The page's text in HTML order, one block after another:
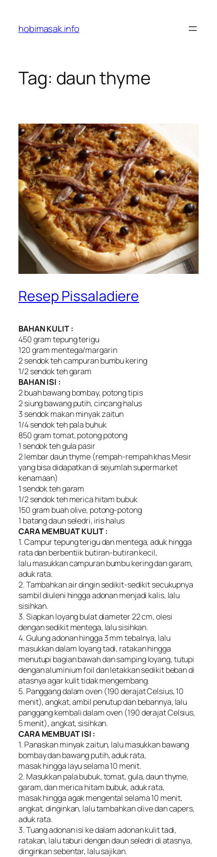
content
hobimasak.info
Tag: daun thyme
Resep Pissaladiere
BAHAN KULIT :
450 gram tepung terigu
120 gram mentega/margarin
2 sendok teh campuran bumbu kering
1/2 sendok teh garam
BAHAN ISI :
2 buah bawang bombay, potong tipis
2 siung bawang putih, cincang halus
3 sendok makan minyak zaitun
1/4 sendok teh pala buhuk
850 gram tomat, potong potong
1 sendok teh gula pasir
2 lembar daun thyme (rempah-rempah khas Mesir
yang bisa didapatkan di sejumlah supermarket
kenamaan)
1 sendok teh garam
1/2 sendok teh merica hitam bubuk
150 gram buah olive, potong-potong
1 batang daun seledri, iris halus
CARA MEMBUAT KULIT :
1. Campur tepung terigu dan mentega, aduk hingga
rata dan berbentiik butiran-butiran kecil,
lalu masukkan campuran bumbu kering dan garam,
aduk rata.
2. Tambahkan air dingin sedikit-sedikit secukupnya
sambil diuleni hingga adonan menjadi kalis, lalu
sisihkan.
3. Siapkan loyang bulat diameter 22 cm, olesi
dengan sedikit mentega, lalu sisihkan.
4. Gulung adonan hingga 3 mm tebalnya, lalu
masukkan dalam loyang tadi, ratakan hingga
menutupi bagian bawah dan samping loyang, tutupi
dengan aluminium foil dan letakkan sedikit beban di
atasnya agar kulit tidak mengembang.
5. Panggang dalam oven (190 derajat Celsius, 10
menit), angkat, ambil penutup dan bebannya, lalu
panggang kembali dalam oven (190 derajat Celsius,
5 menit), angkat, sisihkan.
CARA MEMBUAT ISI :
1. Panaskan minyak zaitun, lalu masukkan bawang
bombay dan bawang putih, aduk rata,
masak hingga layu selama 10 menit.
2. Masukkan pala bubuk, tomat, gula, daun thyme,
garam, dan merica hitam bubuk, aduk rata,
masak hingga agak mengental selama 10 menit,
angkat, dinginkan, lalu tambahkan olive dan capers,
aduk rata.
3. Tuang adonan isi ke dalam adonan kulit tadi,
ratakan, lalu taburi dengan daun seledri di atasnya,
dinginkan sebentar, lalu sajikan.